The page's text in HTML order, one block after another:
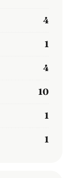
4
1
4
10
1
1